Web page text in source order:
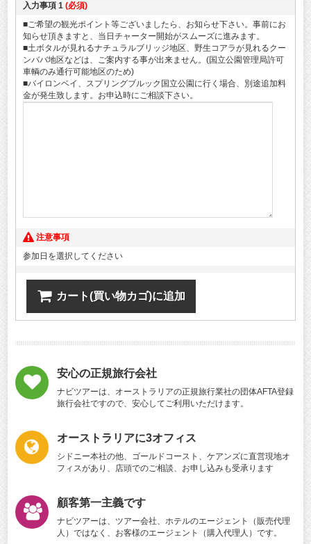
入力事項 1 (必須)
■ご希望の観光ポイント等ございましたら、お知らせ下さい。事前にお
知らせ頂きますと、当日チャーター開始がスムーズに進みます。
■土ボタルが見れるナチュラルブリッジ地区、野生コアラが見れるクー
ンババ地区などは、ご案内する事が出来ません。(国立公園管理局許可
車輌のみ通行可能地区のため)
■バイロンベイ、スプリングブルック国立公園に行く場合、別途追加料
金が発生致します。お申込時にご相談下さい。
注意事項
参加日を選択してください
カート(買い物カゴ)に追加
安心の正規旅行会社
ナビツアーは、オーストラリアの正規旅行業社の団体AFTA登録
旅行会社ですので、安心してご利用いただけます。
オーストラリアに3オフィス
シドニー本社の他、ゴールドコースト、ケアンズに直営現地オ
フィスがあり、店頭でのご相談、お申し込みも受承ります
顧客第一主義です
ナビツアーは、ツアー会社、ホテルのエージェント（販売代理
人）ではなく、お客様のエージェント（購入代理人）です。